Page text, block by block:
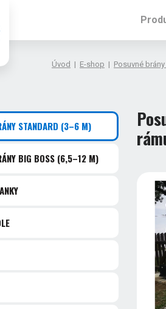
Úvod | E-shop | Posuvné
STANDARD (3–6 M)
BIG BOSS (6,5–12 M)